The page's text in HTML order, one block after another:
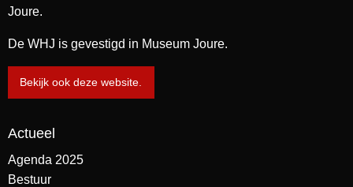
Joure.
De WHJ is gevestigd in Museum Joure.
Bekijk ook deze website.
Actueel
Agenda 2025
Bestuur